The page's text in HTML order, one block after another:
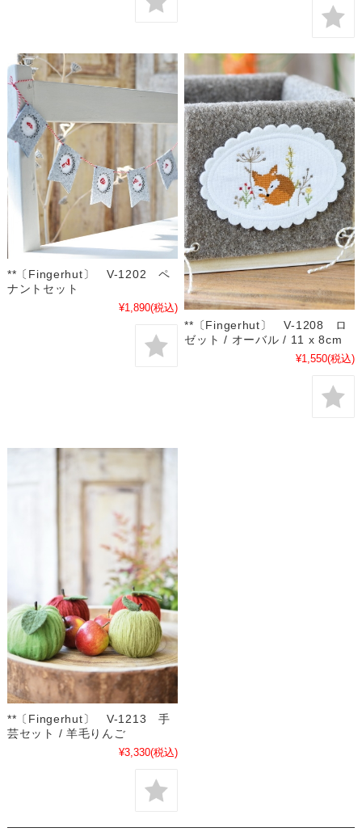
**〔Fingerhut〕 V-1202 ペ
ナントセット
¥1,890(税込)
**〔Fingerhut〕 V-1208 ロ
ゼット / オーバル / 11 x 8cm
¥1,550(税込)
**〔Fingerhut〕 V-1213 手
芸セット / 羊毛りんご
¥3,330(税込)